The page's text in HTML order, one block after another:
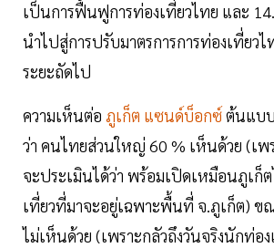
เป็นการฟื้นฟูการท่องเที่ยวไทย และ
นำไปสู่การปรับมาตรการการท่องเที่ยว
ระยะถัดไป
ความเห็นต่อ ภูเก็ต แซนด์บ็อกซ์ต้นแบ
ว่า คนไทยส่วนใหญ่ 60 % เห็นด้วย (เพ
จะประเมินได้ว่า พร้อมเปิดเหมือนภูเก็
เที่ยวที่มาจะอยู่เฉพาะพื้นที่ จ.ภูเก็ต) ข
ไม่เห็นด้วย (เพราะกลัวถึงวันจริงนักท่อ